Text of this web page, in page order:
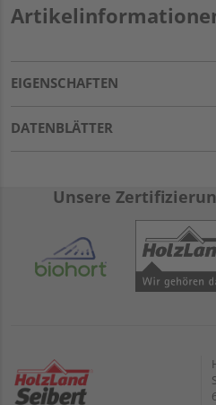
EIGENSCHAFTEN
DATENBLÄTTER
Unsere